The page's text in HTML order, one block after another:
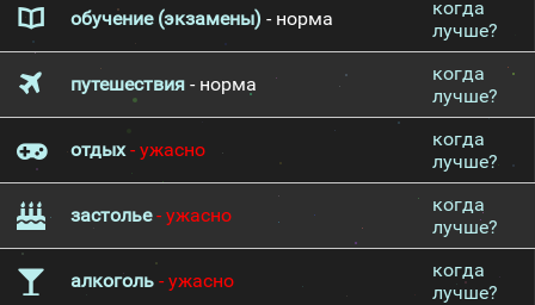
обучение (экзамены) - норма
когда
лучше?
путешествия - норма
когда
лучше?
отдых- ужасно
когда
лучше?
застолье- ужасно
когда
лучше?
алкоголь - ужасно
когда
лучше?